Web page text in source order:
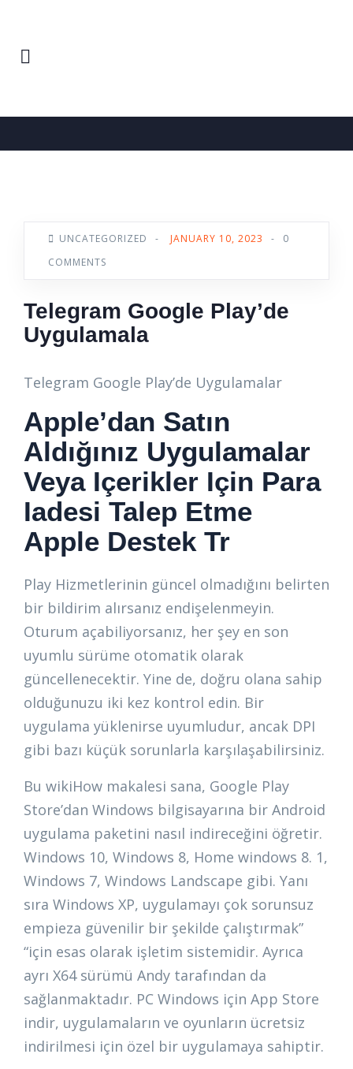
UNCATEGORIZED - JANUARY 10, 2023 -
0
COMMENTS
Telegram Google Play’de
Uygulamala
Telegram Google Play’de Uygulamalar
Apple’dan Satın
Aldığınız Uygulamalar
Veya Içerikler Için Para
Iadesi Talep Etme
Apple Destek Tr
Play Hizmetlerinin güncel olmadığını belirten
bir bildirim alırsanız endişelenmeyin.
Oturum açabiliyorsanız, her şey en son
uyumlu sürüme otomatik olarak
güncellenecektir. Yine de, doğru olana sahip
olduğunuzu iki kez kontrol edin. Bir
uygulama yüklenirse uyumludur, ancak DPI
gibi bazı küçük sorunlarla karşılaşabilirsiniz.
Bu wikiHow makalesi sana, Google Play
Store’dan Windows bilgisayarına bir Android
uygulama paketini nasıl indireceğini öğretir.
Windows 10, Windows 8, Home windows 8. 1,
Windows 7, Windows Landscape gibi. Yanı
sıra Windows XP, uygulamayı çok sorunsuz
empieza güvenilir bir şekilde çalıştırmak”
“için esas olarak işletim sistemidir. Ayrıca
ayrı X64 sürümü Andy tarafından da
sağlanmaktadır. PC Windows için App Store
indir, uygulamaların ve oyunların ücretsiz
indirilmesi için özel bir uygulamaya sahiptir.